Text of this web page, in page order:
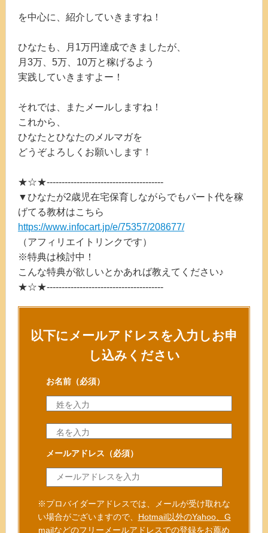
を中心に、紹介していきますね！
ひなたも、月1万円達成できましたが、
月3万、5万、10万と稼げるよう
実践していきますよー！
それでは、またメールしますね！
これから、
ひなたとひなたのメルマガを
どうぞよろしくお願いします！
★☆★---------------------------------------
▼ひなたが2歳児在宅保育しながらでもパート代を稼
げてる教材はこちら
https://www.infocart.jp/e/75357/208677/
（アフィリエイトリンクです）
※特典は検討中！
こんな特典が欲しいとかあれば教えてください♪
★☆★---------------------------------------
以下にメールアドレスを入力しお申
し込みください
お名前（必須）
メールアドレス （必須）
※プロバイダーアドレスでは、メールが受け取れな
い場合がございますので、 Hotmail以外のYahoo、G
mailなどのフリーメールアドレスでの登録をお薦め